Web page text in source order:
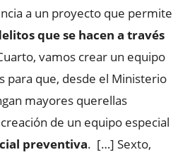
a un proyecto que permite
que se hacen a través
vamos crear un equipo
para que, desde el Ministerio
mayores querellas
de un equipo especial
preventiva. […] Sexto,